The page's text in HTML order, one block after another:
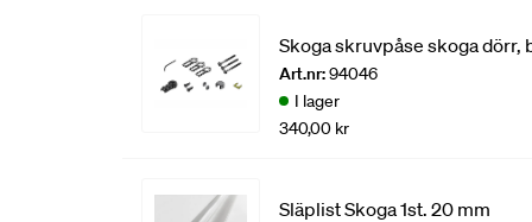
Skoga skruvpåse skoga dörr,
Art.nr:94046
I lager
340,00 kr
Släplist Skoga 1st. 20 mm